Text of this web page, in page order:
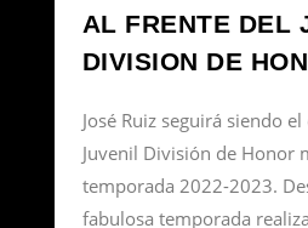
AL FRENTE DEL
DIVISION DE
José Ruiz seguirá siendo
Juvenil División de Honor
temporada 2022-2023.
fabulosa temporada